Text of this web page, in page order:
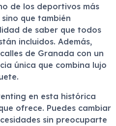
de los deportivos más
que también
de saber que todos
incluidos. Además,
de Granada con un
única que combina lujo
en esta histórica
ofrece. Puedes cambiar
sin preocuparte